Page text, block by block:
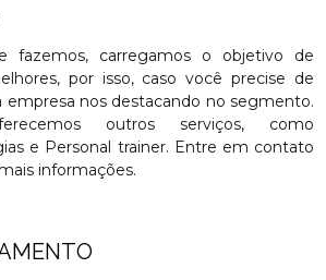
fazemos, carregamos o objetivo de
por isso, caso você precise de
empresa nos destacando no segmento.
outros serviços, como
e Personal trainer. Entre em contato
informações.